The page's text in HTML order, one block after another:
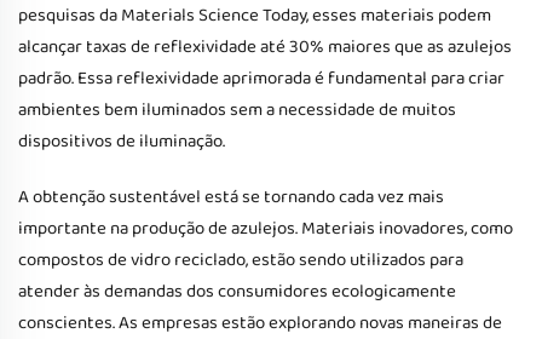
pesquisas da Materials Science Today, esses materiais podem
alcançar taxas de reflexividade até 30% maiores que as azulejos
padrão. Essa reflexividade aprimorada é fundamental para criar
ambientes bem iluminados sem a necessidade de muitos
dispositivos de iluminação.
A obtenção sustentável está se tornando cada vez mais
importante na produção de azulejos. Materiais inovadores, como
compostos de vidro reciclado, estão sendo utilizados para
atender às demandas dos consumidores ecologicamente
conscientes. As empresas estão explorando novas maneiras de